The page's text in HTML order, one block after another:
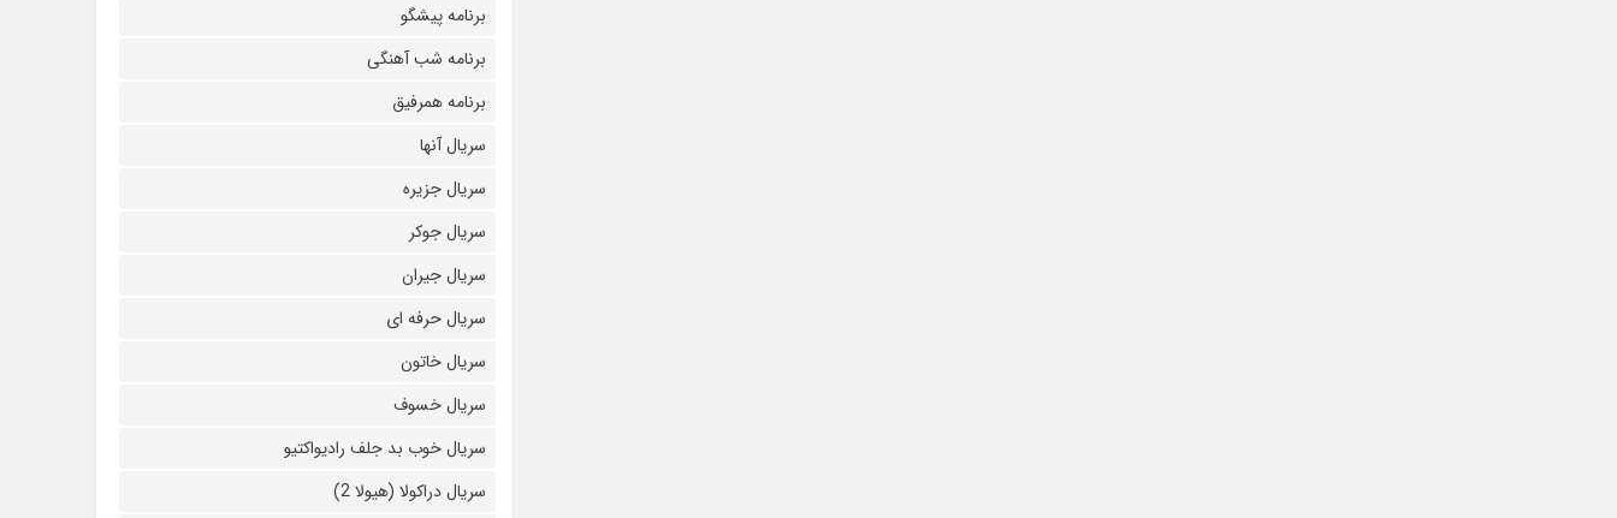
برنامه پیشگو
برنامه شب آهنگی
برنامه همرفیق
سریال آنها
سریال جزیره
سریال جوکر
سریال جیران
سریال حرفه ای
سریال خاتون
سریال خسوف
سریال خوب بد جلف رادیواکتیو
سریال دراکولا (هیولا 2)